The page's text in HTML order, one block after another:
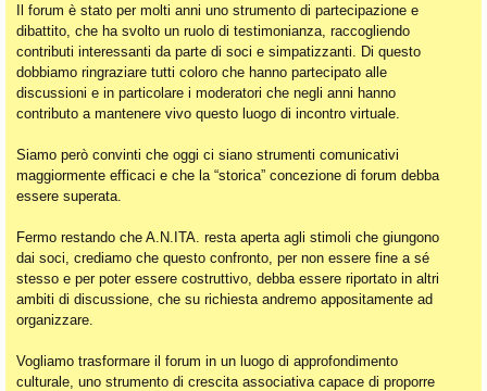
ti
Ra
pi
di
Il forum è stato per molti anni uno strumento di partecipazione e
dibattito, che ha svolto un ruolo di testimonianza, raccogliendo
contributi interessanti da parte di soci e simpatizzanti. Di questo
dobbiamo ringraziare tutti coloro che hanno partecipato alle
discussioni e in particolare i moderatori che negli anni hanno
contributo a mantenere vivo questo luogo di incontro virtuale.
Siamo però convinti che oggi ci siano strumenti comunicativi
maggiormente efficaci e che la “storica” concezione di forum debba
essere superata.
Fermo restando che A.N.ITA. resta aperta agli stimoli che giungono
dai soci, crediamo che questo confronto, per non essere fine a sé
stesso e per poter essere costruttivo, debba essere riportato in altri
ambiti di discussione, che su richiesta andremo appositamente ad
organizzare.
Vogliamo trasformare il forum in un luogo di approfondimento
culturale, uno strumento di crescita associativa capace di proporre